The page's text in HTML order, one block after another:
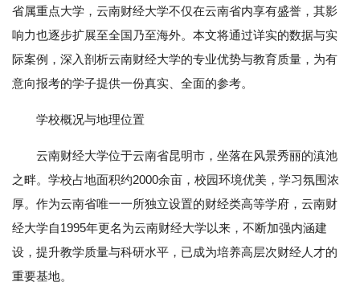
省属重点大学，云南财经大学不仅在云南省内享有盛誉，其影
响力也逐步扩展至全国乃至海外。本文将通过详实的数据与实
际案例，深入剖析云南财经大学的专业优势与教育质量，为有
意向报考的学子提供一份真实、全面的参考。
学校概况与地理位置
云南财经大学位于云南省昆明市，坐落在风景秀丽的滇池
之畔。学校占地面积约2000余亩，校园环境优美，学习氛围浓
厚。作为云南省唯一一所独立设置的财经类高等学府，云南财
经大学自1995年更名为云南财经大学以来，不断加强内涵建
设，提升教学质量与科研水平，已成为培养高层次财经人才的
重要基地。